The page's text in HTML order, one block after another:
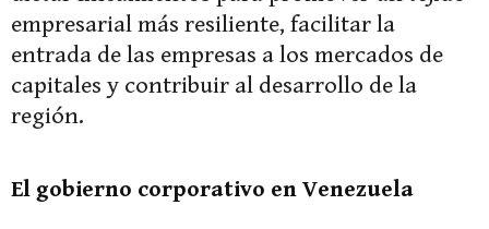
empresarial más resiliente, facilitar la
entrada de las empresas a los mercados de
capitales y contribuir al desarrollo de la
región.
El gobierno corporativo en Venezuela